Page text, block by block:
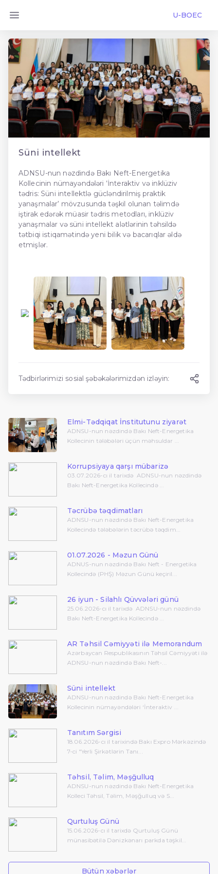
U-BOEC
Süni intellekt
ADNSU-nun nəzdində Bakı Neft-Energetika
Kollecinin nümayəndələri ‘İnteraktiv və inklüziv
tədris: Süni intellektlə gücləndirilmiş praktik
yanaşmalar’ mövzusunda təşkil olunan təlimdə
iştirak edərək müasir tədris metodları, inklüziv
yanaşmalar və süni intellekt alətlərinin təhsildə
tətbiqi istiqamətində yeni bilik və bacarıqlar əldə
etmişlər.
Tədbirlərimizi sosial şəbəkələrimizdən izləyin:
Elmi-Tədqiqat İnstitutunu ziyarət
ADNSU-nun nəzdində Bakı Neft-Energetika
Kollecinin tələbələri üçün məhsuldar ...
Korrupsiyaya qarşı mübarizə
03.07.2026-cı il tarixdə ADNSU-nun nəzdində
Bakı Neft-Energetika Kollecində ...
Təcrübə təqdimatları
ADNSU-nun nəzdində Bakı Neft-Energetika
Kollecində tələbələrin təcrübə təqdim...
01.07.2026 - Məzun Günü
ADNUS-nun nəzdində Bakı Neft - Energetika
Kollecində (PHŞ) Məzun Günü keçiril...
26 iyun - Silahlı Qüvvələri günü
25.06.2026-cı il tarixdə ADNSU-nun nəzdində
Bakı Neft-Energetika Kollecində ...
AR Təhsil Cəmiyyəti ilə Memorandum
Azərbaycan Respublikasının Təhsil Cəmiyyəti ilə
ADNSU-nun nəzdində Bakı Neft-...
Süni intellekt
ADNSU-nun nəzdində Bakı Neft-Energetika
Kollecinin nümayəndələri ‘İnteraktiv ...
Tanıtım Sərgisi
18.06.2026-cı il tarixində Bakı Expro Mərkəzində
7-ci "Yerli Şirkətlərin Tanı...
Təhsil, Təlim, Məşğulluq
ADNSU-nun nəzdində Bakı Neft-Energetika
Kolleci Təhsil, Təlim, Məşğulluq və S...
Qurtuluş Günü
15.06.2026-cı il tarixdə Qurtuluş Günü
münasibətilə Dənizkənarı parkda təşkil...
Bütün xəbərlər